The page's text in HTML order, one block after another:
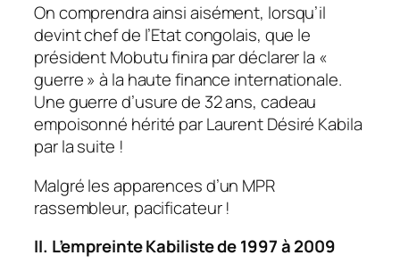
On comprendra ainsi aisément, lorsqu’il
devint chef de l’Etat congolais, que le
président Mobutu finira par déclarer la «
guerre » à la haute finance internationale.
Une guerre d’usure de 32 ans, cadeau
empoisonné hérité par Laurent Désiré Kabila
par la suite !
Malgré les apparences d’un MPR
rassembleur, pacificateur !
II. L’empreinte Kabiliste de 1997 à 2009